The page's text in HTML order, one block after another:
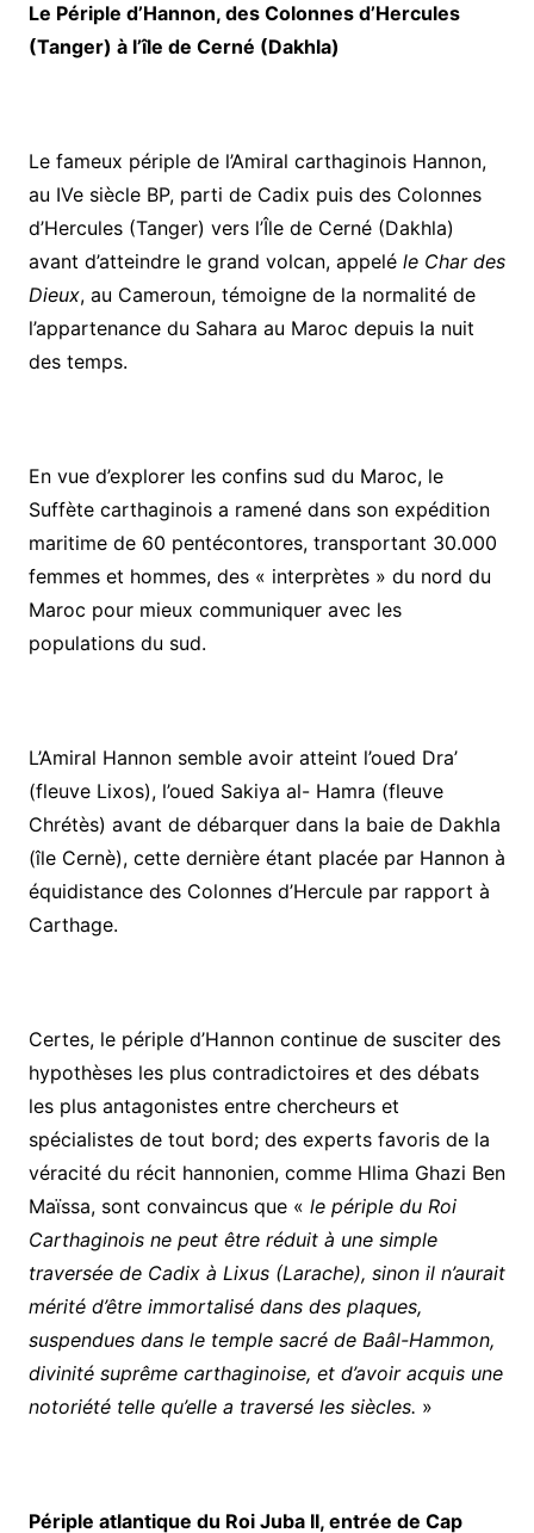
Le Périple d’Hannon, des Colonnes d’Hercules
(Tanger) à l’île de Cerné (Dakhla)
Le fameux périple de l’Amiral carthaginois Hannon,
au IVe siècle BP, parti de Cadix puis des Colonnes
d’Hercules (Tanger) vers l’Île de Cerné (Dakhla)
avant d’atteindre le grand volcan, appelé le Char des
Dieux, au Cameroun, témoigne de la normalité de
l’appartenance du Sahara au Maroc depuis la nuit
des temps.
En vue d’explorer les confins sud du Maroc, le
Suffète carthaginois a ramené dans son expédition
maritime de 60 pentécontores, transportant 30.000
femmes et hommes, des « interprètes » du nord du
Maroc pour mieux communiquer avec les
populations du sud.
L’Amiral Hannon semble avoir atteint l’oued Dra’
(fleuve Lixos), l’oued Sakiya al- Hamra (fleuve
Chrétès) avant de débarquer dans la baie de Dakhla
(île Cernè), cette dernière étant placée par Hannon à
équidistance des Colonnes d’Hercule par rapport à
Carthage.
Certes, le périple d’Hannon continue de susciter des
hypothèses les plus contradictoires et des débats
les plus antagonistes entre chercheurs et
spécialistes de tout bord; des experts favoris de la
véracité du récit hannonien, comme Hlima Ghazi Ben
Maïssa, sont convaincus que « le périple du Roi
Carthaginois ne peut être réduit à une simple
traversée de Cadix à Lixus (Larache), sinon il n’aurait
mérité d’être immortalisé dans des plaques,
suspendues dans le temple sacré de Baâl-Hammon,
divinité suprême carthaginoise, et d’avoir acquis une
notoriété telle qu’elle a traversé les siècles. »
Périple atlantique du Roi Juba II, entrée de Cap